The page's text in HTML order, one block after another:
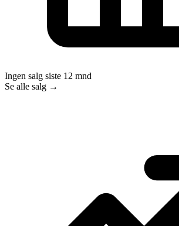
Ingen salg siste 12 mnd
Se alle salg →